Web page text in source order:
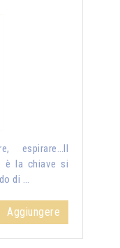
espirare…Il
è la chiave si
di …
Aggiungere